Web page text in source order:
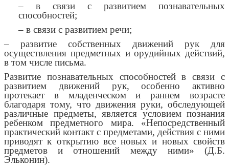
– в связи с развитием познавательных
способностей;
– в связи с развитием речи;
– развитие собственных движений рук для
осуществления предметных и орудийных действий,
в том числе письма.
Развитие познавательных способностей в связи с
развитием движений рук, особенно активно
протекает в младенческом и раннем возрасте
благодаря тому, что движения руки, обследующей
различные предметы, является условием познания
ребенком предметного мира. «Непосредственный
практический контакт с предметами, действия с ними
приводят к открытию все новых и новых свойств
предметов и отношений между ними» (Д.Б.
Эльконин).